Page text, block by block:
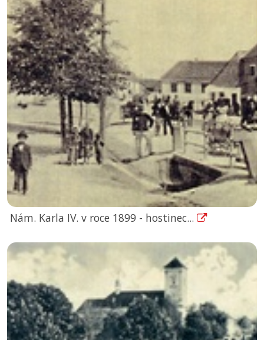
Nám. Karla IV. v roce 1899 - hostinec...